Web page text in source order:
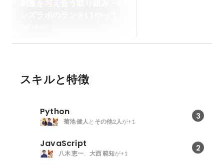
スキルと特徴
Python 3
菊池 健人 と その他2人が+1
JavaScript 2
八木 恵一、 大西 範知が+1